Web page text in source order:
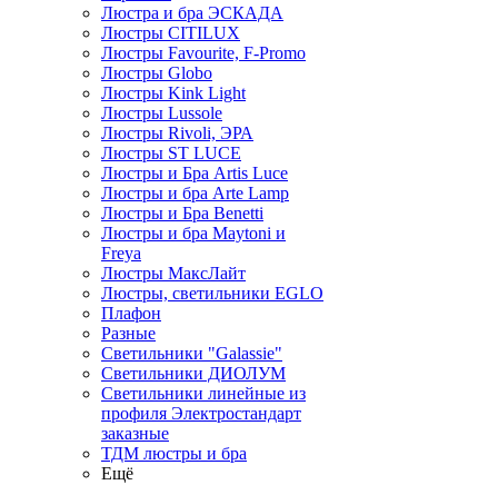
Люстра и бра ЭСКАДА
Люстры CITILUX
Люстры Favourite, F-Promo
Люстры Globo
Люстры Kink Light
Люстры Lussole
Люстры Rivoli, ЭРА
Люстры ST LUCE
Люстры и Бра Artis Luce
Люстры и бра Arte Lamp
Люстры и Бра Benetti
Люстры и бра Maytoni и
Freya
Люстры МаксЛайт
Люстры, светильники EGLO
Плафон
Разные
Светильники "Galassie"
Светильники ДИОЛУМ
Светильники линейные из
профиля Электростандарт
заказные
ТДМ люстры и бра
Ещё